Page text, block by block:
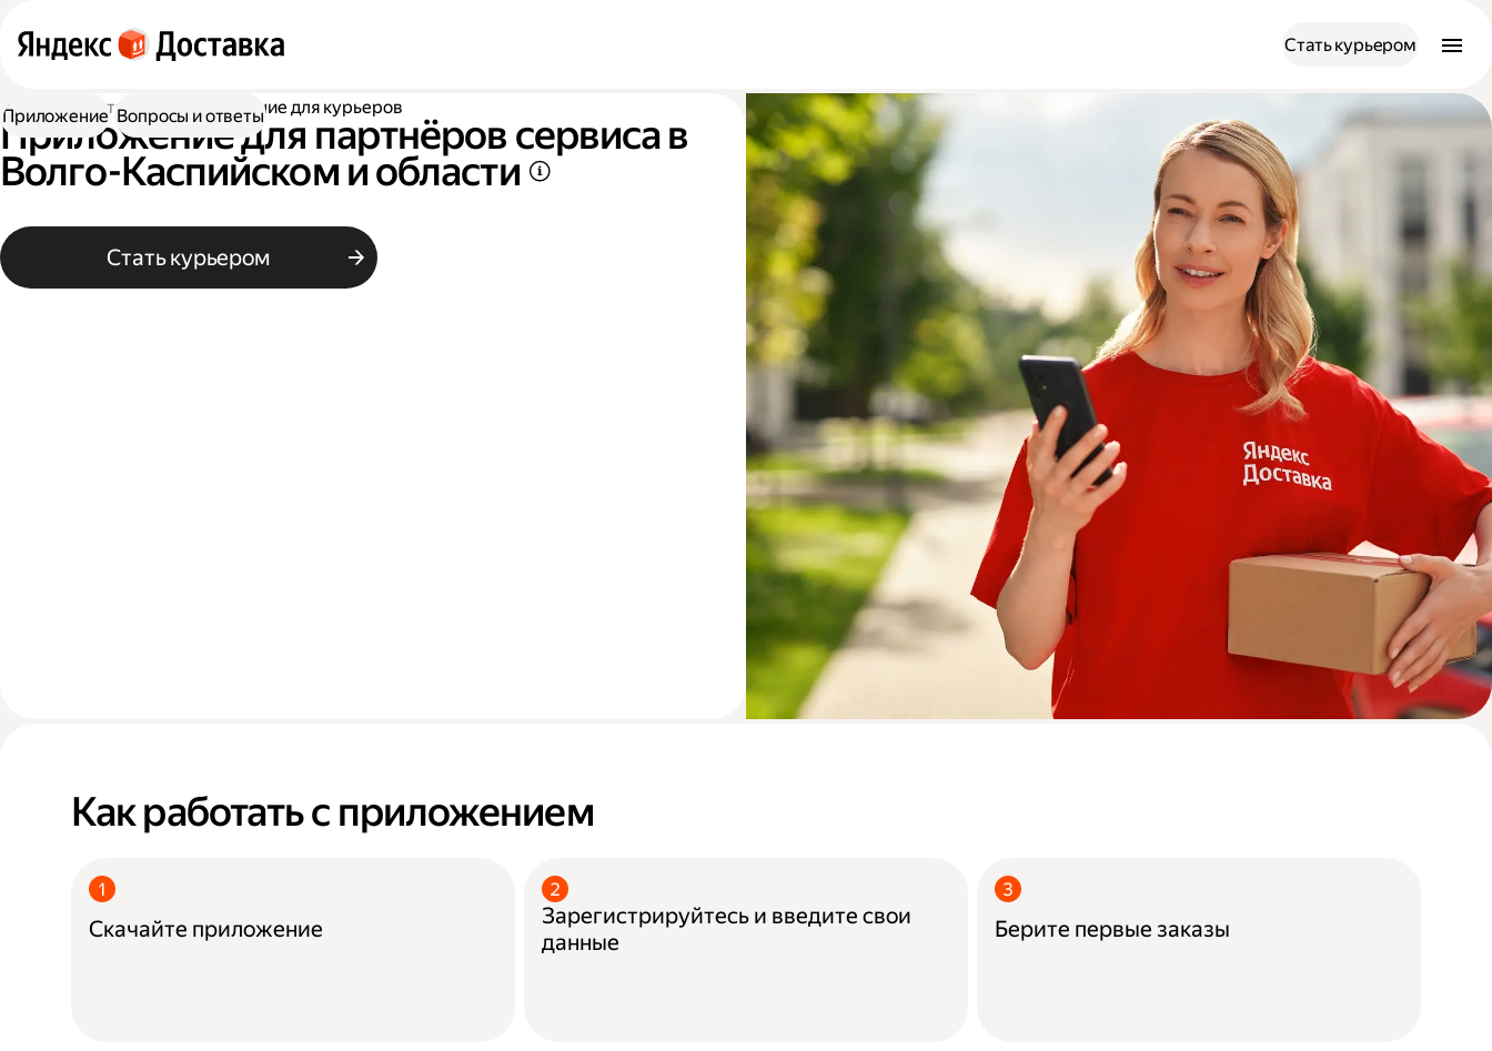
Стать курьером
Работа в Доставке Приложение для курьеров
Приложение для партнёров сервиса в
Волго-Каспийском и области
Стать курьером
Приложение Вопросы и ответы
Как работать с приложением
Скачайте приложение
Зарегистрируйтесь и введите свои
данные
Берите первые заказы